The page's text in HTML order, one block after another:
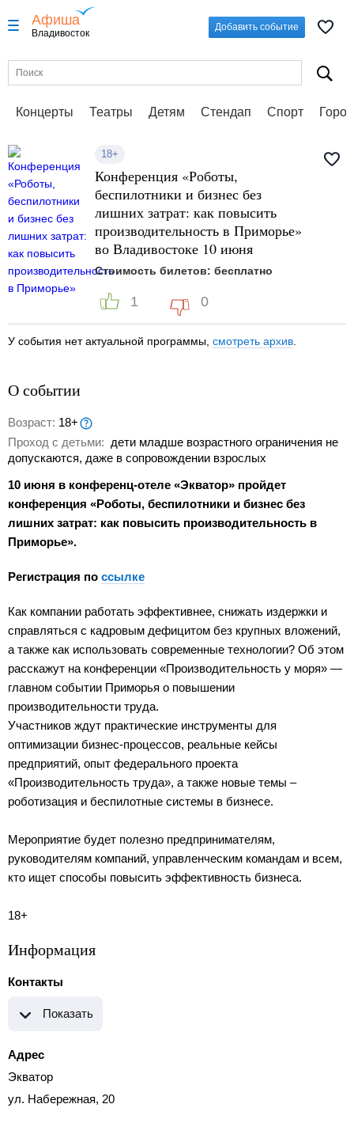
Афиша
Владивосток
Добавить событие
Концерты Театры Детям Стендап Спорт
18+
Конференция «Роботы,
беспилотники и бизнес без
лишних затрат: как повысить
производительность в Приморье»
во Владивостоке 10 июня
Стоимость билетов: бесплатно
1 0
У события нет актуальной программы, смотреть архив
О событии
Возраст: 18+
Проход с детьми: дети младше возрастного ограничения не
допускаются, даже в сопровождении взрослых
10 июня в конференц-отеле «Экватор» пройдет
конференция «Роботы, беспилотники и бизнес без
лишних затрат: как повысить производительность в
Приморье».
Регистрация по ссылке
Как компании работать эффективнее, снижать издержки и
справляться с кадровым дефицитом без крупных вложений,
а также как использовать современные технологии? Об этом
расскажут на конференции «Производительность у моря» —
главном событии Приморья о повышении
производительности труда.
Участников ждут практические инструменты для
оптимизации бизнес-процессов, реальные кейсы
предприятий, опыт федерального проекта
«Производительность труда», а также новые темы –
роботизация и беспилотные системы в бизнесе.
Мероприятие будет полезно предпринимателям,
руководителям компаний, управленческим командам и всем,
кто ищет способы повысить эффективность бизнеса.
18+
Информация
Контакты
Показать
Адрес
Экватор
ул. Набережная, 20